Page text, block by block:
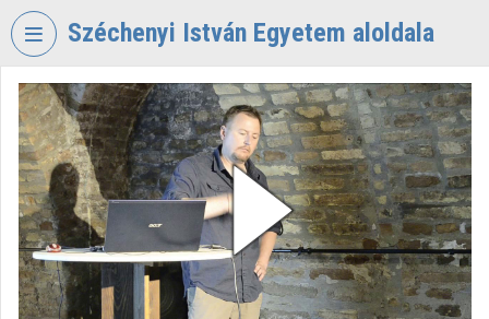
Fejléc kihagyása
Széchenyi István Egyetem aloldala
VIDEOTORIUM
SZÉCHENYI
ISTVÁN
EGYETEM
Intézményi kezdőlap
Bejelentkezés